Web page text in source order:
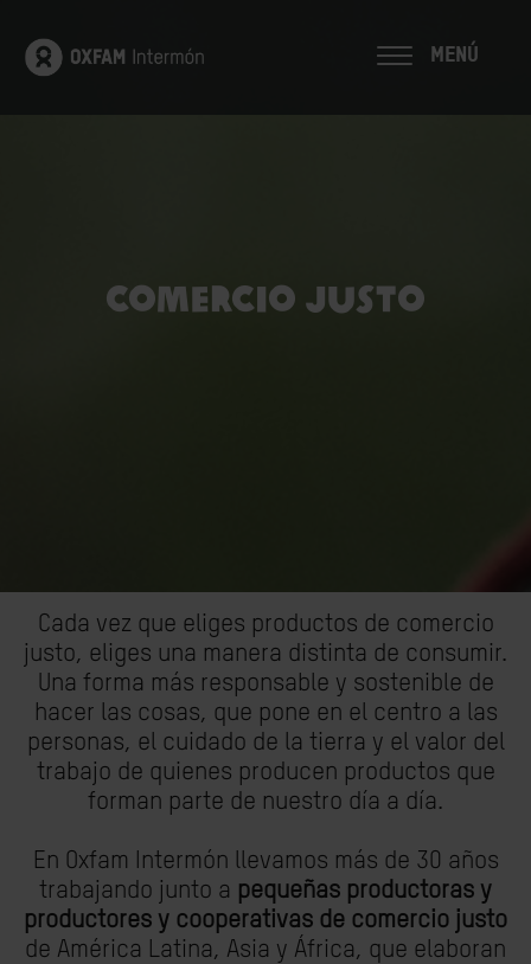
MENÚ
COMERCIO JUSTO
Cada vez que eliges productos de comercio
justo, eliges una manera distinta de consumir.
Una forma más responsable y sostenible de
hacer las cosas, que pone en el centro a las
personas, el cuidado de la tierra y el valor del
trabajo de quienes producen productos que
forman parte de nuestro día a día.
En Oxfam Intermón llevamos más de 30 años
trabajando junto a pequeñas productoras y
productores y cooperativas de comercio justo
de América Latina, Asia y África, que elaboran